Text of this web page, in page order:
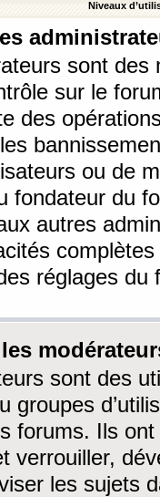
Niveaux
sont
sur le
des
ou de
fondateur du
autres
réglages du
sont des
groupes
forums. Ils ont
verrouiller,
les sujets